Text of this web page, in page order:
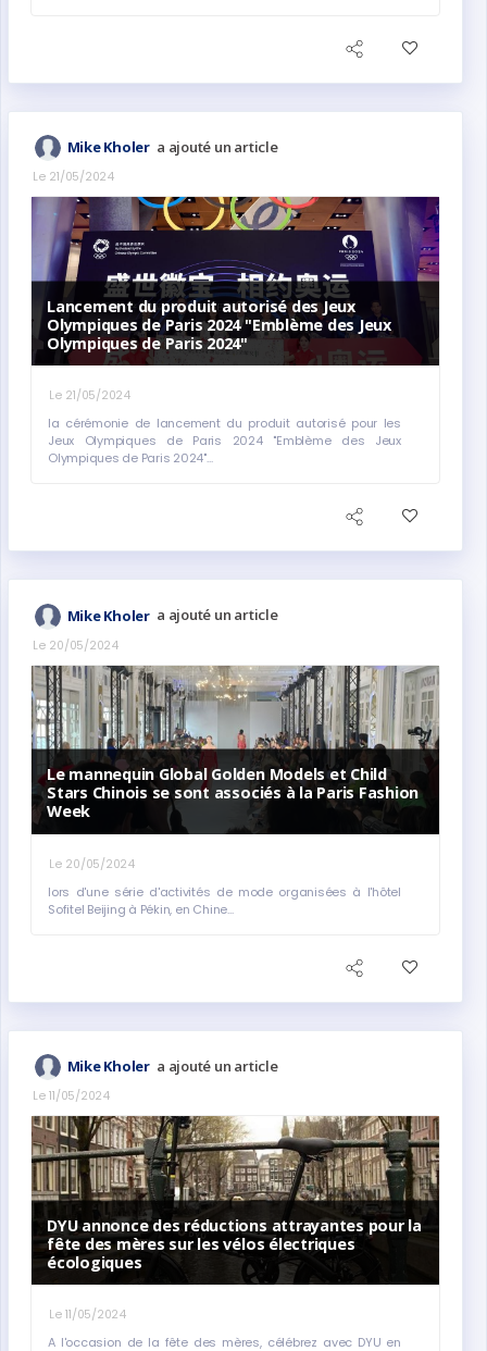
Mike Kholer a ajouté un article
Le 21/05/2024
Lancement du produit autorisé des Jeux
Olympiques de Paris 2024 "Emblème des Jeux
Olympiques de Paris 2024"
Le 21/05/2024
la cérémonie de lancement du produit autorisé pour les
Jeux Olympiques de Paris 2024 "Emblème des Jeux
Olympiques de Paris 2024"...
Mike Kholer a ajouté un article
Le 20/05/2024
Le mannequin Global Golden Models et Child
Stars Chinois se sont associés à la Paris Fashion
Week
Le 20/05/2024
lors d'une série d'activités de mode organisées à l'hôtel
Sofitel Beijing à Pékin, en Chine...
Mike Kholer a ajouté un article
Le 11/05/2024
DYU annonce des réductions attrayantes pour la
fête des mères sur les vélos électriques
écologiques
Le 11/05/2024
A l'occasion de la fête des mères, célébrez avec DYU en